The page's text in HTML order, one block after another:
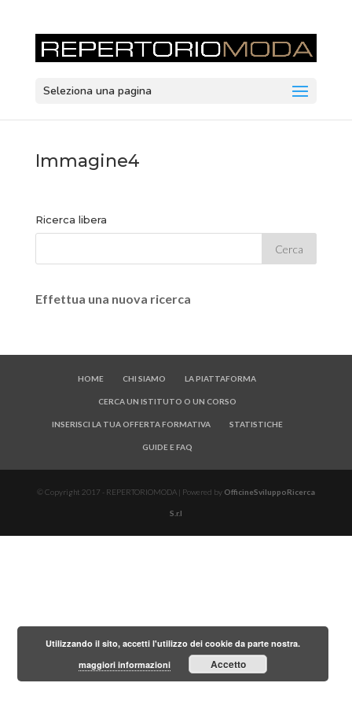
Seleziona una pagina
Immagine4
Ricerca libera
Effettua una nuova ricerca
HOME CHI SIAMO LA PIATTAFORMA
CERCA UN ISTITUTO O UN CORSO
INSERISCI LA TUA OFFERTA FORMATIVA STATISTICHE
GUIDE E FAQ
© Copyright 2017 - REPERTORIOMODA | Powered by OfficineSviluppoRicerca
S.r.l
Utilizzando il sito, accetti l'utilizzo dei cookie da parte nostra.
maggiori informazioni
Accetto